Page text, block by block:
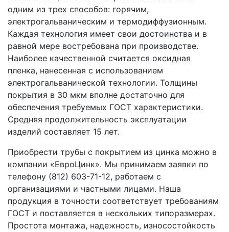
одним из трех способов: горячим,
электрогальваническим и термодиффузионным.
Каждая технология имеет свои достоинства и в
равной мере востребована при производстве.
Наиболее качественной считается оксидная
пленка, нанесенная с использованием
электрогальванической технологии. Толщины
покрытия в 30 мкм вполне достаточно для
обеспечения требуемых ГОСТ характеристики.
Средняя продолжительность эксплуатации
изделий составляет 15 лет.
Приобрести трубы с покрытием из цинка можно в
компании «ЕвроЦинк». Мы принимаем заявки по
телефону (812) 603-71-12, работаем с
организациями и частными лицами. Наша
продукция в точности соответствует требованиям
ГОСТ и поставляется в нескольких типоразмерах.
Простота монтажа, надежность, износостойкость